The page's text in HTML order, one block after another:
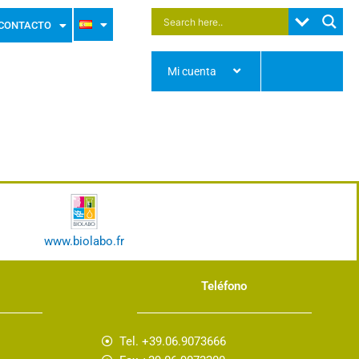
Mi cuenta
www.biolabo.fr
Teléfono
Tel. +39.06.9073666